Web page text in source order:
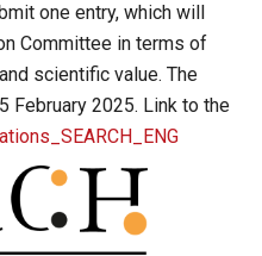
one entry, which will
Committee in terms of
scientific value. The
February 2025. Link to the